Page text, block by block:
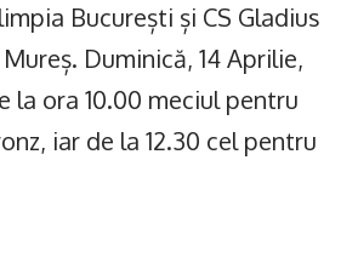
București și CS Gladius
Duminică, 14 Aprilie,
la ora 10.00 meciul pentru
iar de la 12.30 cel pentru